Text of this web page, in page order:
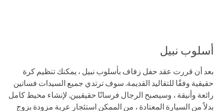
أسلوب نبيل
بعد أن قررت عقد حفل زفاف بأسلوب نبيل ، يمكنك تنظيم كرة
حقيقية وفقًا للتقاليد القديمة. سوف ترتدي جميع السيدات فساتين
رائعة وأنيقة ، وسيصبح الرجال فرسانًا حقيقيين. لإنشاء محيط كامل
بدلاً من السيارة المعتادة ، من الممكن استئجار عربة مزودة بزوج